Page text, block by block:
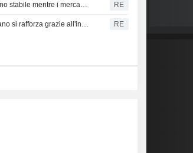
Rand sudafricano stabile mentre i mercati attendono segnali sull'accordo con l'Iran RE
Il rand sudafricano si rafforza grazie all'indebolimento del dollaro, all'ottimismo sull'Iran e ai dati deludenti sull'occupazione negli Stati Uniti RE